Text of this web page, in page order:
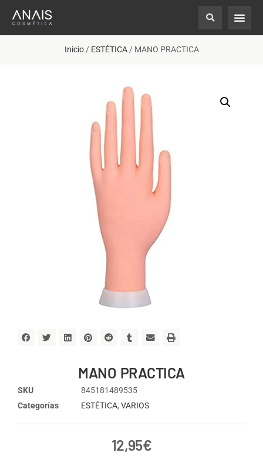
Inicio/ ESTÉTICA/ MANO PRACTICA
MANO PRACTICA
SKU
845181489535
Categorías
ESTÉTICA, VARIOS
12,95€